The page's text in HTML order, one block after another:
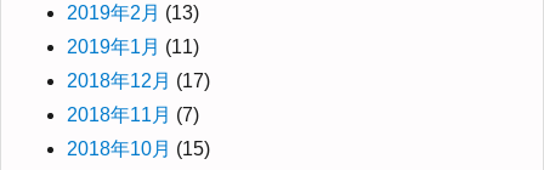
2019年2月 (13)
2019年1月 (11)
2018年12月 (17)
2018年11月 (7)
2018年10月 (15)